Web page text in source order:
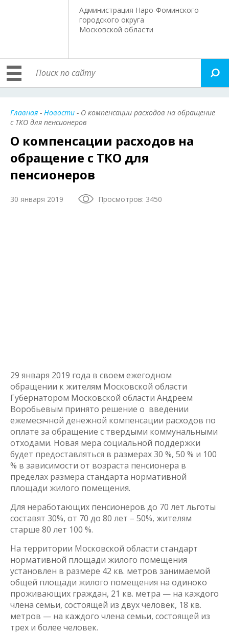
Администрация Наро-Фоминского
городского округа
Московской области
Главная - Новости - О компенсации расходов на обращение
с ТКО для пенсионеров
О компенсации расходов на
обращение с ТКО для
пенсионеров
30 января 2019 Просмотров: 3450
29 января 2019 года в своем ежегодном
обращении к жителям Московской области
Губернатором Московской области Андреем
Воробьевым принято решение о введении
ежемесячной денежной компенсации расходов по
оплате за обращение с твердыми коммунальными
отходами. Новая мера социальной поддержки
будет предоставляться в размерах 30 %, 50 % и 100
% в зависимости от возраста пенсионера в
пределах размера стандарта нормативной
площади жилого помещения.
Для неработающих пенсионеров до 70 лет льготы
составят 30%, от 70 до 80 лет – 50%, жителям
старше 80 лет 100 %.
На территории Московской области стандарт
нормативной площади жилого помещения
установлен в размере 42 кв. метров занимаемой
общей площади жилого помещения на одиноко
проживающих граждан, 21 кв. метра — на каждого
члена семьи, состоящей из двух человек, 18 кв.
метров — на каждого члена семьи, состоящей из
трех и более человек.